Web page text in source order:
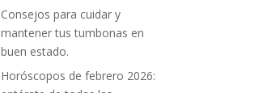
Consejos para cuidar y
mantener tus tumbonas en
buen estado.
Horóscopos de febrero 2026: